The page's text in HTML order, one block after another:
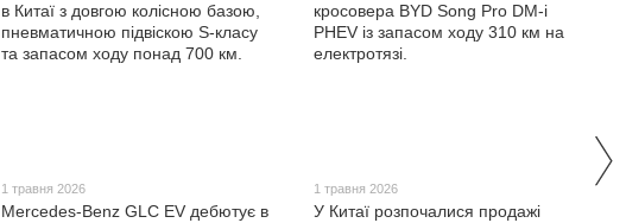
1 травня 2026
Mercedes-Benz GLC EV дебютує в
1 травня 2026
У Китаї розпочалися продажі